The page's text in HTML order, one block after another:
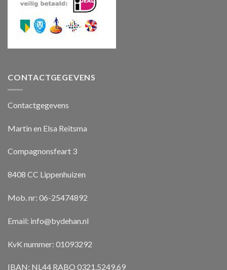
CONTACTGEGEVENS
Contactgegevens
Martin en Elsa Reitsma
Compagnonsfeart 3
8408 CC Lippenhuizen
Mob. nr: 06-25474892
Email: info@bydehan.nl
KvK nummer: 01093292
IBAN: NL44 RABO 0321.5249.69